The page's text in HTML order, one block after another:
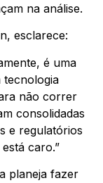
na análise.
esclarece:
é uma
tecnologia
não correr
consolidadas
e regulatórios
caro.”
planeja fazer